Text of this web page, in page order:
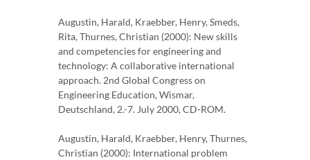
Augustin, Harald, Kraebber, Henry, Smeds,
Rita, Thurnes, Christian (2000): New skills
and competencies for engineering and
technology: A collaborative international
approach. 2nd Global Congress on
Engineering Education, Wismar,
Deutschland, 2.-7. July 2000, CD-ROM.
Augustin, Harald, Kraebber, Henry, Thurnes,
Christian (2000): International problem